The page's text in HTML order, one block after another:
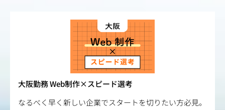
大阪勤務 Web制作×スピード選考
なるべく早く新しい企業でスタートを切りたい方必見。